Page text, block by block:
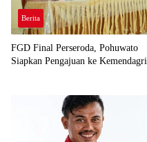
Berita
FGD Final Perseroda, Pohuwato
Siapkan Pengajuan ke Kemendagri